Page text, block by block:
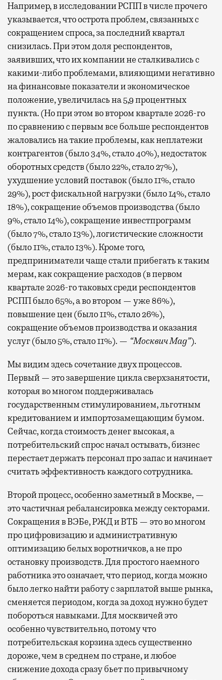
Например, в исследовании РСПП в числе прочего
указывается, что острота проблем, связанных с
сокращением спроса, за последний квартал
снизилась. При этом доля респондентов,
заявивших, что их компании не сталкивались с
какими-либо проблемами, влияющими негативно
на финансовые показатели и экономическое
положение, увеличилась на 5,9 процентных
пункта. (Но при этом во втором квартале 2026-го
по сравнению с первым все больше респондентов
жаловались на такие проблемы, как неплатежи
контрагентов (было 34%, стало 40%), недостаток
оборотных средств (было 22%, стало 27%),
ухудшение условий поставок (было 11%, стало
29%), рост фискальной нагрузки (было 14%, стало
18%), сокращение объемов производства (было
9%, стало 14%), сокращение инвестпрограмм
(было 7%, стало 13%), логистические сложности
(было 11%, стало 13%). Кроме того,
предприниматели чаще стали прибегать к таким
мерам, как сокращение расходов (в первом
квартале 2026-го таковых среди респондентов
РСПП было 65%, а во втором — уже 86%),
повышение цен (было 11%, стало 26%),
сокращение объемов производства и оказания
услуг (было 5%, стало 11%). — “Москвич Mag”).
Мы видим здесь сочетание двух процессов.
Первый — это завершение цикла сверхзанятости,
которая во многом поддерживалась
государственным стимулированием, льготным
кредитованием и импортозамещающим бумом.
Сейчас, когда стоимость денег высокая, а
потребительский спрос начал остывать, бизнес
перестает держать персонал про запас и начинает
считать эффективность каждого сотрудника.
Второй процесс, особенно заметный в Москве, —
это частичная ребалансировка между секторами.
Сокращения в ВЭБе, РЖД и ВТБ — это во многом
про цифровизацию и административную
оптимизацию белых воротничков, а не про
остановку производств. Для простого наемного
работника это означает, что период, когда можно
было легко найти работу с зарплатой выше рынка,
сменяется периодом, когда за доход нужно будет
побороться навыками. Для москвичей это
особенно чувствительно, потому что
потребительская корзина здесь существенно
дороже, чем в среднем по стране, и любое
снижение дохода сразу бьет по привычному